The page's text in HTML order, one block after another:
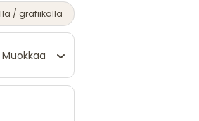
/ grafiikalla
Muokkaa